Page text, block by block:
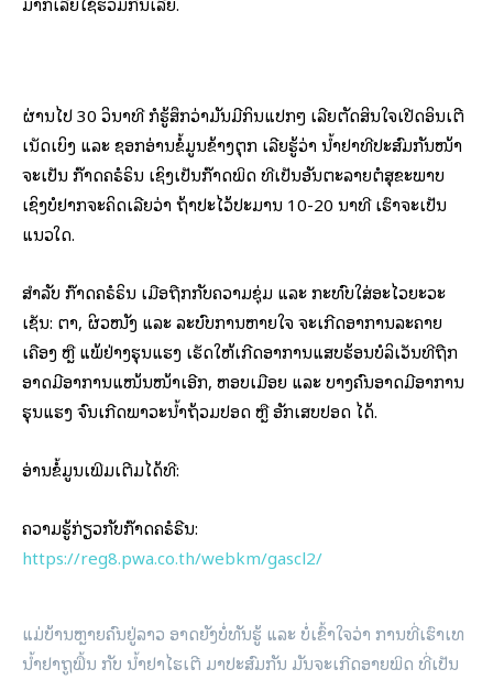
ຜ່ານໄປ 30 ວິນາທີ ກໍຮູ້ສຶກວ່າມັນມີກິ່ນແປກໆ ເລີຍຕັດສິນໃຈເປີດອິນເຕີ
ເນັດເບິ່ງ ແລະ ຊອກອ່ານຂໍ້ມູນຂ້າງຕຸກ ເລີຍຮູ້ວ່າ ນ້ຳຢາທີ່ປະສົມກັນໜ້າ
ຈະເປັນ ກ໊າດຄຣໍຣິນ ເຊິ່ງເປັນກ໊າດພິດ ທີ່ເປັນອັນຕະລາຍຕໍ່ສຸຂະພາບ
ເຊິ່ງບໍ່ຢາກຈະຄິດເລີຍວ່າ ຖ້າປະໄວ້ປະມານ 10-20 ນາທີ ເຮົາຈະເປັນ
ແນວໃດ.
ສຳລັບ ກ໊າດຄຣໍຣິນ ເມື່ອຖືກກັບຄວາມຊຸ່ມ ແລະ ກະທົບໃສ່ອະໄວຍະວະ
ເຊັ່ນ: ຕາ, ຜິວໜັງ ແລະ ລະບົບການຫາຍໃຈ ຈະເກີດອາການລະຄາຍ
ເຄືອງ ຫຼື ແພ້ຢ່າງຮຸນແຮງ ເຮັດໃຫ້ເກີດອາການແສບຮ້ອນບໍລິເວັນທີ່ຖືກ
ອາດມີອາການແໜ້ນໜ້າເອີກ, ຫອບເມື່ອຍ ແລະ ບາງຄົນອາດມີອາການ
ຮຸນແຮງ ຈົນເກີດພາວະນ້ຳຖ້ວມປອດ ຫຼື ອັກເສບປອດ ໄດ້.
ອ່ານຂໍ້ມູນເພີ່ມເຕີມໄດ້ທີ່:
ຄວາມຮູ້ກ່ຽວກັບກ໊າດຄຣໍຣີນ:
https://reg8.pwa.co.th/webkm/gascl2/
ແມ່ບ້ານຫຼາຍຄົນຢູ່ລາວ ອາດຍັງບໍ່ທັນຮູ້ ແລະ ບໍ່ເຂົ້າໃຈວ່າ ການທີ່ເຮົາເທ
ນ້ຳຢາຖູພື້ນ ກັບ ນ້ຳຢາໄຮເຕີ ມາປະສົມກັນ ມັນຈະເກີດອາຍພິດ ທີ່ເປັນ